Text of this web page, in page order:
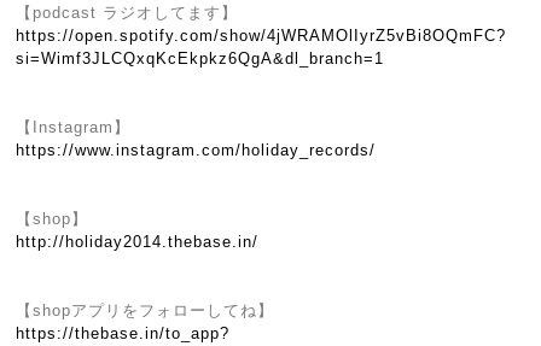
【podcast ラジオしてます】
https://open.spotify.com/show/4jWRAMOlIyrZ5vBi8OQmFC?
si=Wimf3JLCQxqKcEkpkz6QgA&dl_branch=1
【Instagram】
https://www.instagram.com/holiday_records/
【shop】
http://holiday2014.thebase.in/
【shopアプリをフォローしてね】
https://thebase.in/to_app?